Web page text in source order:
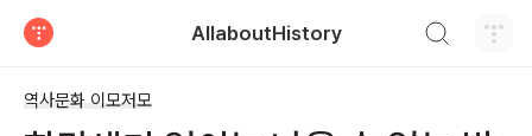
AllaboutHistory
역사문화 이모저모